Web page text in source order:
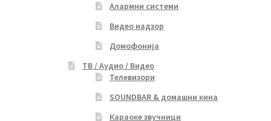
Алармни системи
Видео надзор
Домофонија
ТВ / Аудио / Видео
Телевизори
SOUNDBAR & домашни кина
Караоке звучници